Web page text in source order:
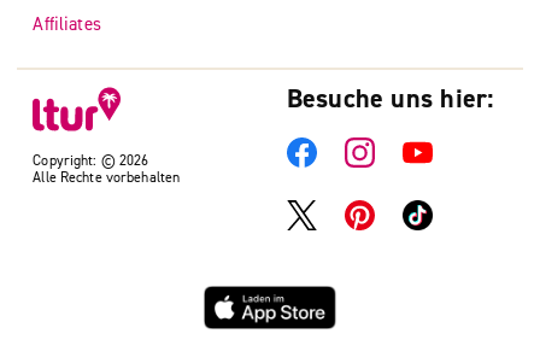
Copyright: © 2026
Alle Rechte vorbehalten
Affiliates
Besuche uns hier: